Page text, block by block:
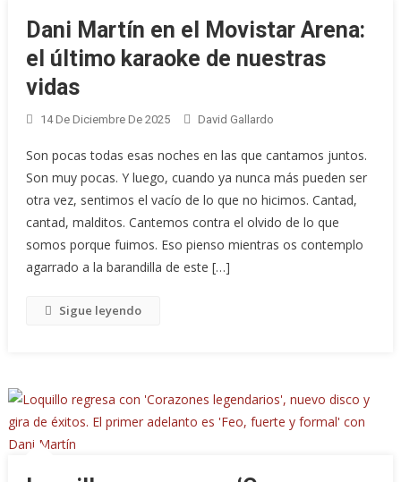
Dani Martín en el Movistar Arena:
el último karaoke de nuestras
vidas
14 De Diciembre De 2025 David Gallardo
Son pocas todas esas noches en las que cantamos juntos.
Son muy pocas. Y luego, cuando ya nunca más pueden ser
otra vez, sentimos el vacío de lo que no hicimos. Cantad,
cantad, malditos. Cantemos contra el olvido de lo que
somos porque fuimos. Eso pienso mientras os contemplo
agarrado a la barandilla de este […]
Sigue leyendo